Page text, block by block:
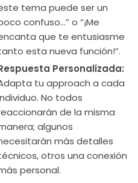
tema puede ser un
confuso…” o “¡Me
que te entusiasme
esta nueva función!”.
Personalizada:
tu approach a cada
No todos
de la misma
algunos
más detalles
otros una conexión
personal.